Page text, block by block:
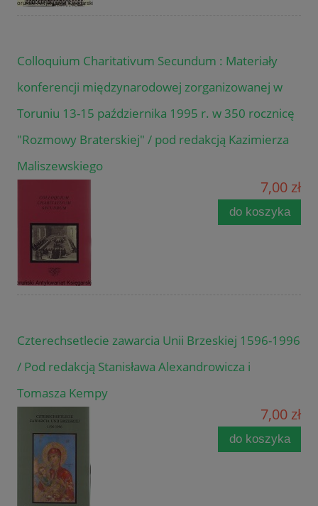
Colloquium Charitativum Secundum : Materiały
konferencji międzynarodowej zorganizowanej w
Toruniu 13-15 października 1995 r. w 350 rocznicę
"Rozmowy Braterskiej" / pod redakcją Kazimierza
Maliszewskiego
7,00 zł
do koszyka
Czterechsetlecie zawarcia Unii Brzeskiej 1596-1996
/ Pod redakcją Stanisława Alexandrowicza i
Tomasza Kempy
7,00 zł
do koszyka